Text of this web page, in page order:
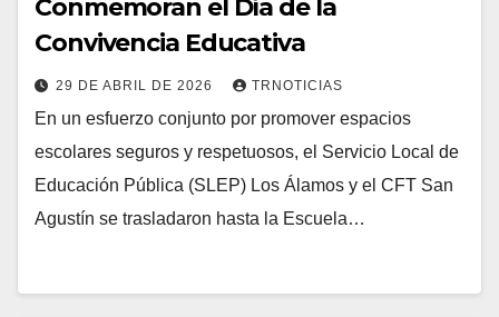
Conmemoran el Día de la
Convivencia Educativa
29 DE ABRIL DE 2026 TRNOTICIAS
En un esfuerzo conjunto por promover espacios
escolares seguros y respetuosos, el Servicio Local de
Educación Pública (SLEP) Los Álamos y el CFT San
Agustín se trasladaron hasta la Escuela…